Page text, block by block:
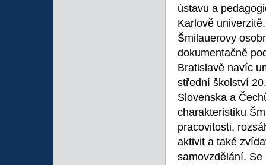
ústavu a
Karlově
Šmilauerovy
dokumentačně
Bratislavě navíc
střední školství
Slovenska a
charakteristiku
pracovitosti,
aktivit a také
samovzdělání. Se